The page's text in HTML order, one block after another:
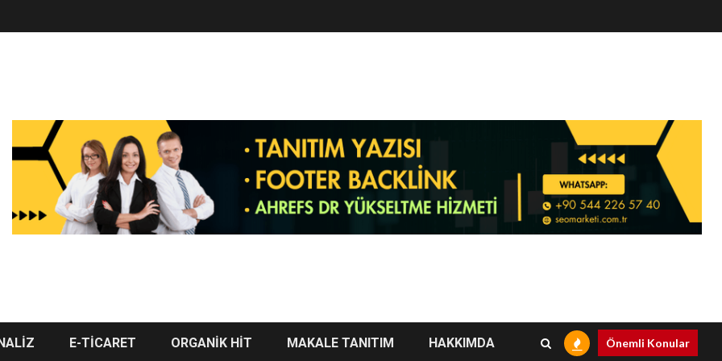
E-TİCARET ORGANİK HİT MAKALE TANITIM HAKKIMDA Önemli Konular